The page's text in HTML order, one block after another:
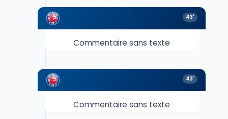
43'
Commentaire sans texte
43'
Commentaire sans texte